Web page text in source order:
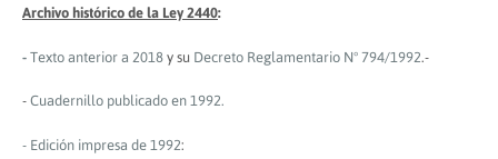
Archivo histórico de la Ley 2440:
- Texto anterior a 2018 y su Decreto Reglamentario N° 794/1992.-
- Cuadernillo publicado en 1992.
- Edición impresa de 1992: